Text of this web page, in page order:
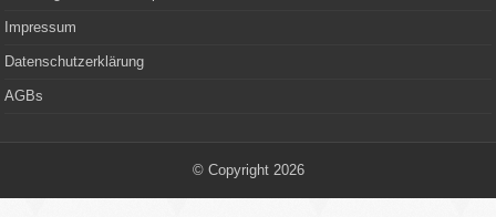
Impressum
Datenschutzerklärung
AGBs
© Copyright 2026